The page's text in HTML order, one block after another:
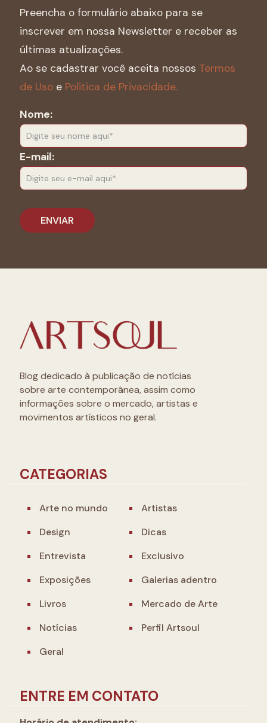
Preencha o formulário abaixo para se
inscrever em nossa Newsletter e receber as
últimas atualizações.
Ao se cadastrar você aceita nossos Termos
de Uso e Politica de Privacidade.
Nome:
E-mail:
Blog dedicado à publicação de notícias
sobre arte contemporânea, assim como
informações sobre o mercado, artistas e
movimentos artísticos no geral.
CATEGORIAS
Arte no mundo
Artistas
Design
Dicas
Entrevista
Exclusivo
Exposições
Galerias adentro
Livros
Mercado de Arte
Notícias
Perfil Artsoul
Geral
ENTRE EM CONTATO